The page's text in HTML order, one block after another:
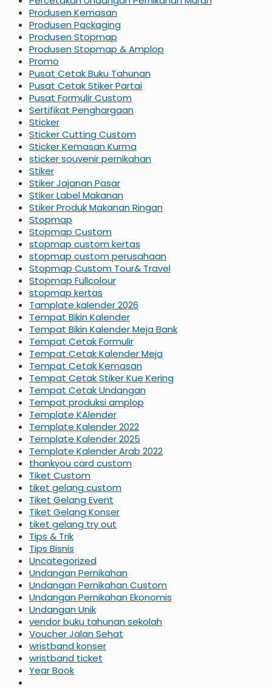
Produsen Kemasan
Produsen Packaging
Produsen Stopmap
Produsen Stopmap & Amplop
Promo
Pusat Cetak Buku Tahunan
Pusat Cetak Stiker Partai
Pusat Formulir Custom
Sertifikat Penghargaan
Sticker
Sticker Cutting Custom
Sticker Kemasan Kurma
sticker souvenir pernikahan
Stiker
Stiker Jajanan Pasar
Stiker Label Makanan
Stiker Produk Makanan Ringan
Stopmap
Stopmap Custom
stopmap custom kertas
stopmap custom perusahaan
Stopmap Custom Tour& Travel
Stopmap Fullcolour
stopmap kertas
Tamplate kalender 2026
Tempat Bikin Kalender
Tempat Bikin Kalender Meja Bank
Tempat Cetak Formulir
Tempat Cetak Kalender Meja
Tempat Cetak Kemasan
Tempat Cetak Stiker Kue Kering
Tempat Cetak Undangan
Tempat produksi amplop
Template KAlender
Template Kalender 2022
Template Kalender 2025
Template Kalender Arab 2022
thankyou card custom
Tiket Custom
tiket gelang custom
Tiket Gelang Event
Tiket Gelang Konser
tiket gelang try out
Tips & Trik
Tips Bisnis
Uncategorized
Undangan Pernikahan
Undangan Pernikahan Custom
Undangan Pernikahan Ekonomis
Undangan Unik
vendor buku tahunan sekolah
Voucher Jalan Sehat
wristband konser
wristband ticket
Year Book